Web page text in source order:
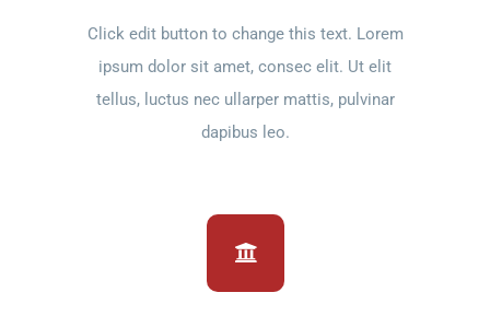
Click edit button to change this text. Lorem
ipsum dolor sit amet, consec elit. Ut elit
tellus, luctus nec ullarper mattis, pulvinar
dapibus leo.